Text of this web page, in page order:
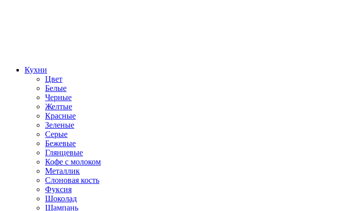
Кухни
Цвет
Белые
Черные
Желтые
Красные
Зеленые
Серые
Бежевые
Глянцевые
Кофе с молоком
Металлик
Слоновая кость
Фуксия
Шоколад
Шампань